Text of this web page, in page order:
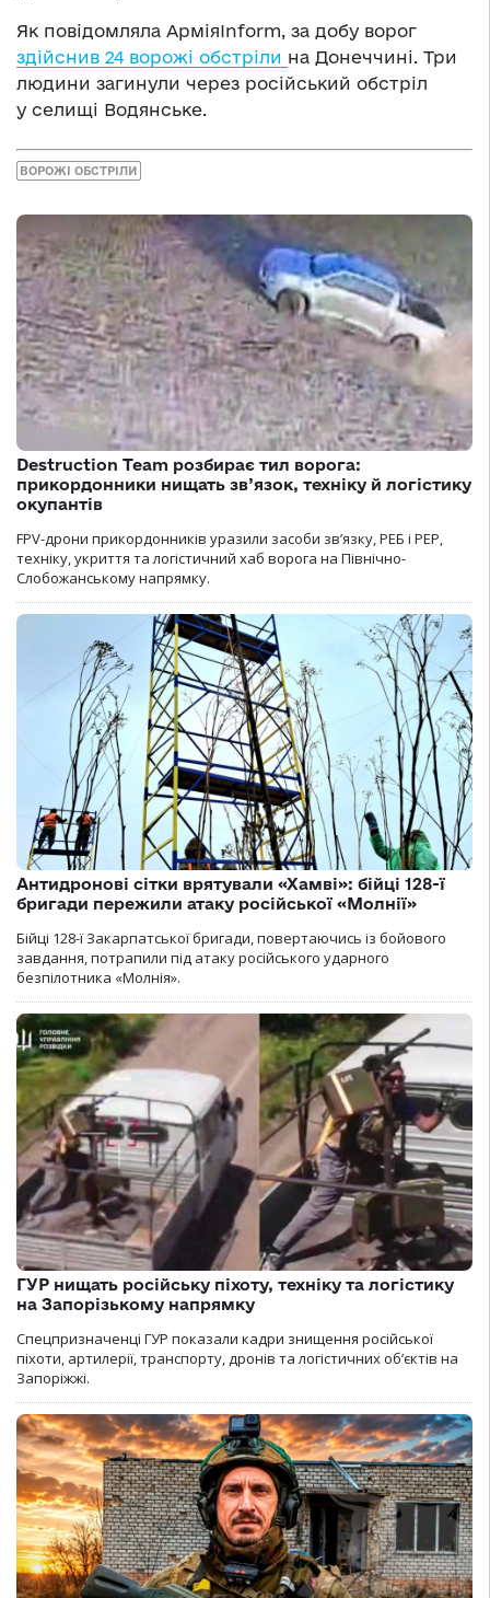
Як повідомляла АрміяInform, за добу ворог
здійснив 24 ворожі обстріли на Донеччині. Три
людини загинули через російський обстріл
у селищі Водянське.
ВОРОЖІ ОБСТРІЛИ
Destruction Team розбирає тил ворога:
прикордонники нищать зв’язок, техніку й логістику
окупантів
FPV-дрони прикордонників уразили засоби зв’язку, РЕБ і РЕР,
техніку, укриття та логістичний хаб ворога на Північно-
Слобожанському напрямку.
Антидронові сітки врятували «Хамві»: бійці 128-ї
бригади пережили атаку російської «Молнії»
Бійці 128-ї Закарпатської бригади, повертаючись із бойового
завдання, потрапили під атаку російського ударного
безпілотника «Молнія».
ГУР нищать російську піхоту, техніку та логістику
на Запорізькому напрямку
Спецпризначенці ГУР показали кадри знищення російської
піхоти, артилерії, транспорту, дронів та логістичних об’єктів на
Запоріжжі.